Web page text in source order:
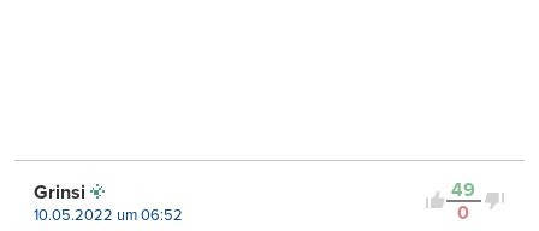
49
0
Grinsi
10.05.2022 um 06:52